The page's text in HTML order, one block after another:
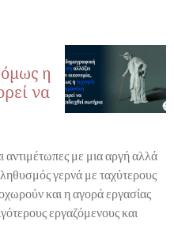
η
να
αντιμέτωπες με μια αργή αλλά
γερνά με ταχύτερους
και η αγορά εργασίας
εργαζόμενους και